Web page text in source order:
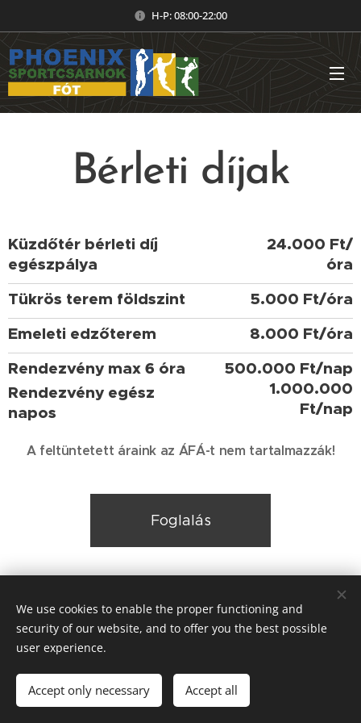
H-P: 08:00-22:00
Bérleti díjak
Küzdőtér bérleti díj
egészpálya
24.000 Ft/
óra
Tükrös terem földszint
5.000 Ft/óra
Emeleti edzőterem
8.000 Ft/óra
Rendezvény max 6 óra
Rendezvény egész
napos
500.000 Ft/nap
1.000.000
Ft/nap
A feltüntetett áraink az ÁFÁ-t nem tartalmazzák!
Foglalás
2151 Fót, Sport utca 10.
Sütik
We use cookies to enable the proper functioning and
security of our website, and to offer you the best possible
user experience.
Accept only necessary Accept all